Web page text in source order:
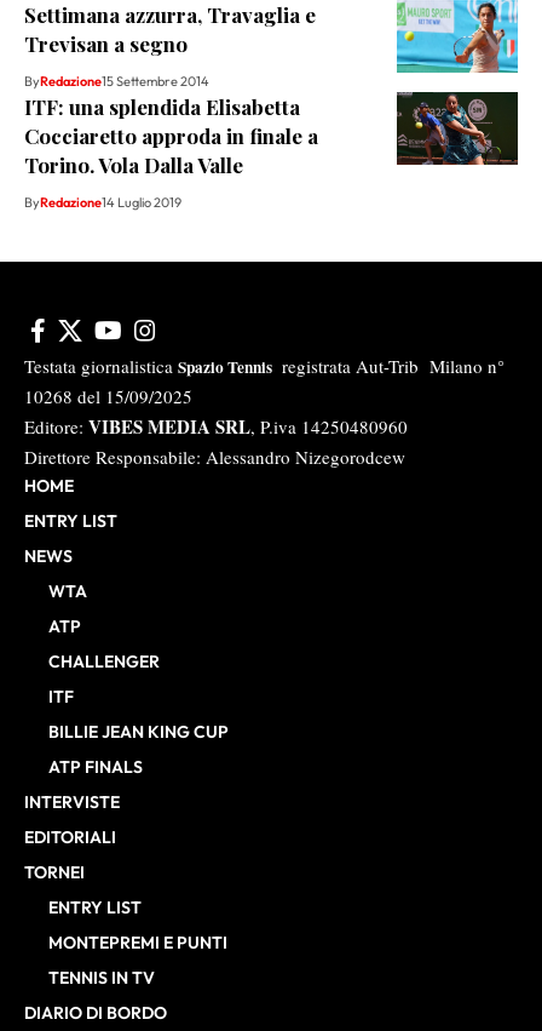
Settimana azzurra, Travaglia e
Trevisan a segno
ByRedazione15 Settembre 2014
ITF: una splendida Elisabetta
Cocciaretto approda in finale a
Torino. Vola Dalla Valle
ByRedazione14 Luglio 2019
Testata giornalistica Spazio Tennis registrata Aut-Trib Milano n°
10268 del 15/09/2025
Editore: VIBES MEDIA SRL, P.iva 14250480960
Direttore Responsabile: Alessandro Nizegorodcew
HOME
ENTRY LIST
NEWS
WTA
ATP
CHALLENGER
ITF
BILLIE JEAN KING CUP
ATP FINALS
INTERVISTE
EDITORIALI
TORNEI
ENTRY LIST
MONTEPREMI E PUNTI
TENNIS IN TV
DIARIO DI BORDO